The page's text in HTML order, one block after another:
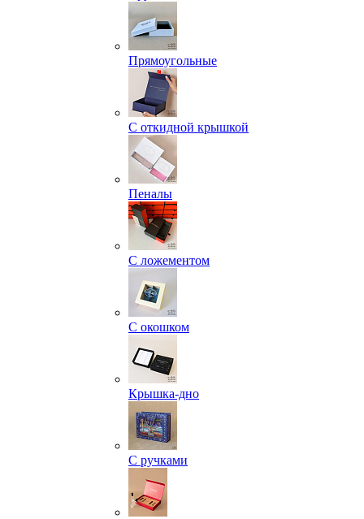
Прямоугольные
С откидной крышкой
Пеналы
С ложементом
С окошком
Крышка-дно
С ручками